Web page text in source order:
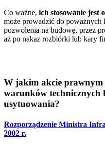
Co ważne, ich stosowanie jest
może prowadzić do poważnych
pozwolenia na budowę, przez
aż po nakaz rozbiórki lub kary
W jakim akcie prawnym
warunków technicznych
usytuowania?
Rozporządzenie Ministra
2002 r.